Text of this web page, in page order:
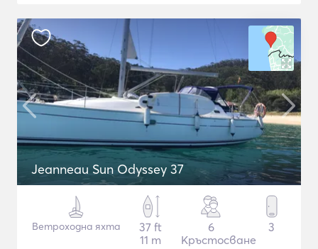
Jeanneau Sun Odyssey 37
Ветроходна яхта
37 ft
11 m
6
Кръстосване
3